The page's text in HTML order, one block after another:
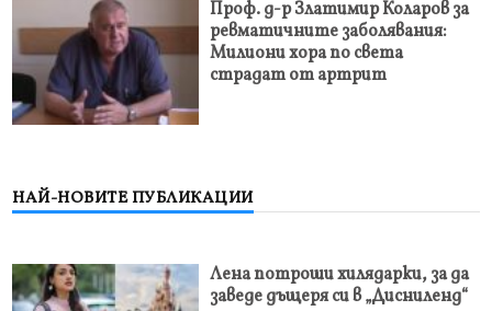
Проф. д-р Златимир Коларов за
ревматичните заболявания:
Милиони хора по света
страдат от артрит
НАЙ-НОВИТЕ ПУБЛИКАЦИИ
Лена потроши хилядарки, за да
заведе дъщеря си в „Дисниленд“